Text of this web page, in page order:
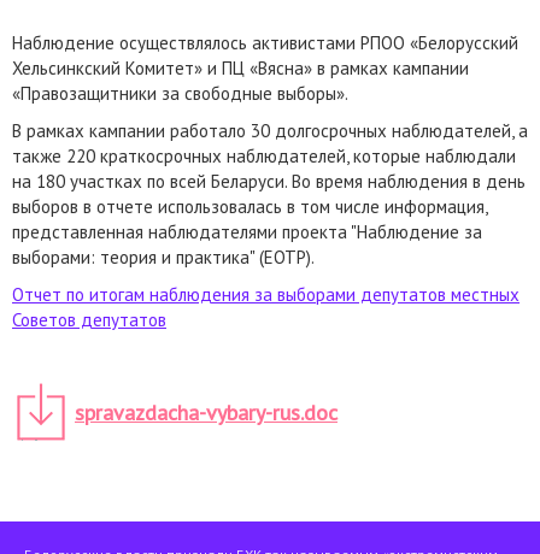
Наблюдение осуществлялось активистами РПОО «Белорусский
Хельсинкский Комитет» и ПЦ «Вясна» в рамках кампании
«Правозащитники за свободные выборы».
В рамках кампании работало 30 долгосрочных наблюдателей, а
также 220 краткосрочных наблюдателей, которые наблюдали
на 180 участках по всей Беларуси. Во время наблюдения в день
выборов в отчете использовалась в том числе информация,
представленная наблюдателями проекта "Наблюдение за
выборами: теория и практика" (EOTP).
Отчет по итогам наблюдения за выборами депутатов местных
Советов депутатов
spravazdacha-vybary-rus.doc